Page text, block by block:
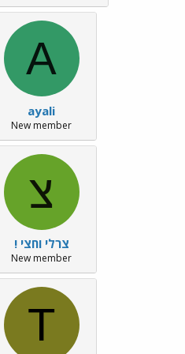
A
ayali
New member
צ
צרלי וחצי !
New member
T